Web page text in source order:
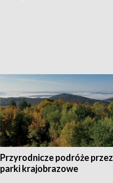
Przyrodnicze podróże przez
parki krajobrazowe